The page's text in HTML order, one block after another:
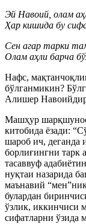
Эй Навоий, олам
Ҳар кишида бу
Сен агар тарки
Олам аҳли барча
Нафс,
бўлганмикин?
Алишер
Машҳур
китобида ёзади:
шароб ич, деганда
борлиғингни тарк
тасаввуф
нуқтаи назарида
маънавий
булардан
ўзлик, иккинчиси
сифатларни ўзида